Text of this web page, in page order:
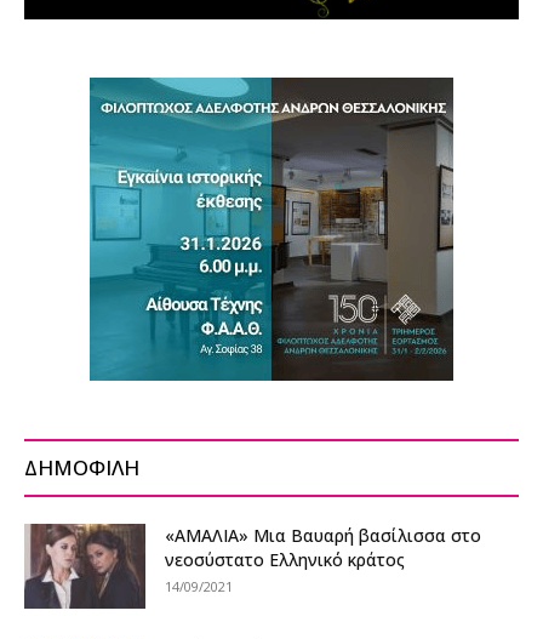
ΔΗΜΟΦΙΛΗ
«ΑΜΑΛΙΑ» Μια Βαυαρή βασίλισσα στο
νεοσύστατο Ελληνικό κράτος
14/09/2021